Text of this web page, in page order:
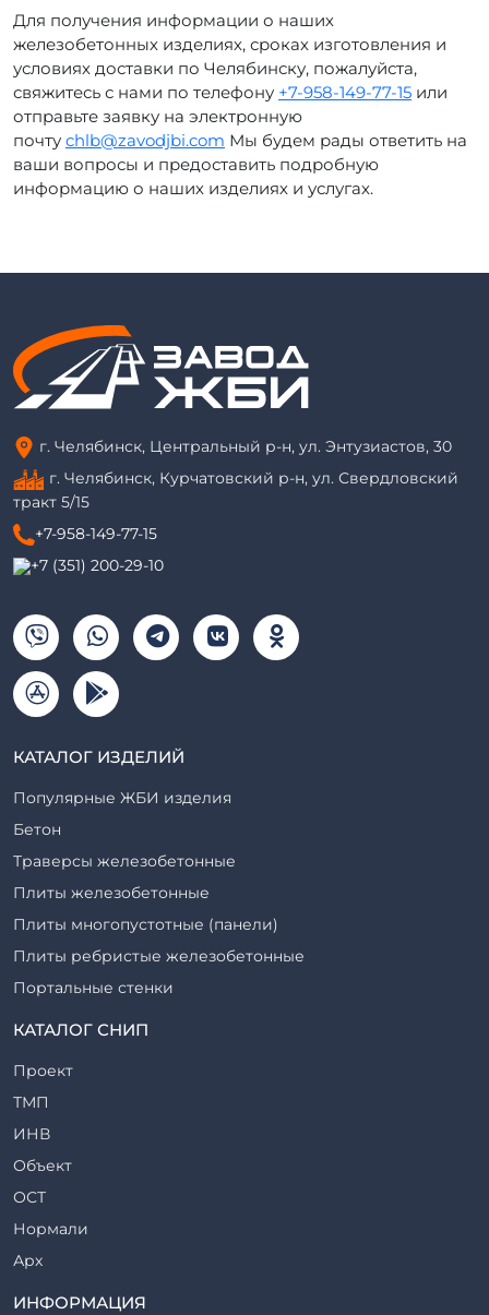
Для получения информации о наших
железобетонных изделиях, сроках изготовления и
условиях доставки по Челябинску, пожалуйста,
свяжитесь с нами по телефону +7-958-149-77-15 или
отправьте заявку на электронную
почту chlb@zavodjbi.com Мы будем рады ответить на
ваши вопросы и предоставить подробную
информацию о наших изделиях и услугах.
г. Челябинск, Центральный р-н, ул. Энтузиастов, 30
г. Челябинск, Курчатовский р-н, ул. Свердловский
тракт 5/15
+7-958-149-77-15
+7 (351) 200-29-10
КАТАЛОГ ИЗДЕЛИЙ
Популярные ЖБИ изделия
Бетон
Траверсы железобетонные
Плиты железобетонные
Плиты многопустотные (панели)
Плиты ребристые железобетонные
Портальные стенки
Прогоны железобетонные
Ригели железобетонные
Сваи железобетонные
Стеновые блоки
Стойки железобетонные
Столбы железобетонные
Закладные детали
Трубы железобетонные
Утяжелители железобетонные
КАТАЛОГ СНИП
Проект
ТМП
ИНВ
Объект
ОСТ
Нормали
Арх
ТР
ИНФОРМАЦИЯ